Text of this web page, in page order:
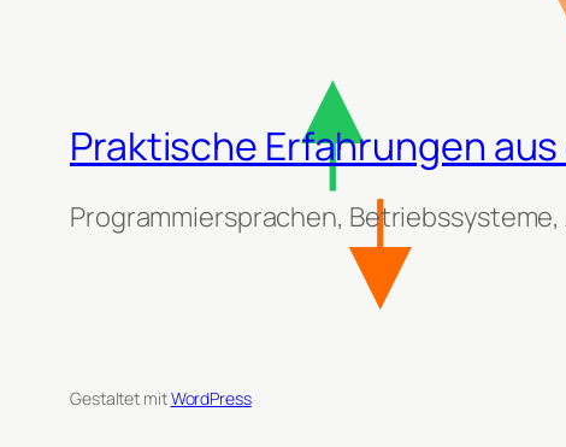
Praktische Erfahrungen aus
Programmiersprachen, Betriebssysteme,
Gestaltet mitWordPress